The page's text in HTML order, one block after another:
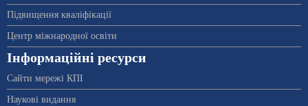
Підвищення кваліфікації
Центр міжнародної освіти
Інформаційні ресурси
Сайти мережі КПІ
Наукові видання